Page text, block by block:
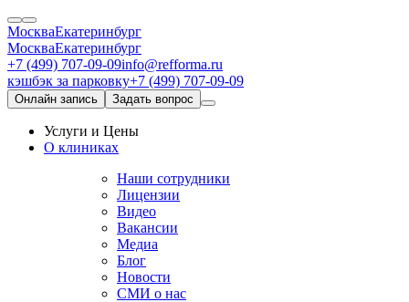
МоскваЕкатеринбург
МоскваЕкатеринбург
+7 (499) 707-09-09info@refforma.ru
кэшбэк за парковку+7 (499) 707-09-09
Онлайн запись Задать вопрос
Услуги и Цены
О клиниках
Наши сотрудники
Лицензии
Видео
Вакансии
Медиа
Блог
Новости
СМИ о нас